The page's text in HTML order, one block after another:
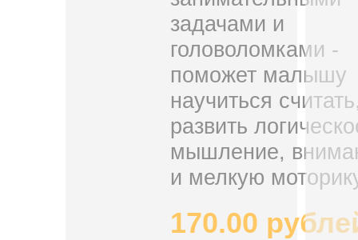
задачами и
головоломками -
поможет малышу
научиться
развить
мышление,
и мелкую
170.00